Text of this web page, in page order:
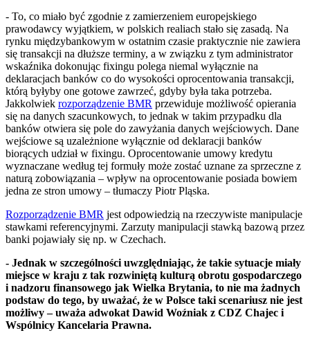
- To, co miało być zgodnie z zamierzeniem europejskiego
prawodawcy wyjątkiem, w polskich realiach stało się zasadą. Na
rynku międzybankowym w ostatnim czasie praktycznie nie zawiera
się transakcji na dłuższe terminy, a w związku z tym administrator
wskaźnika dokonując fixingu polega niemal wyłącznie na
deklaracjach banków co do wysokości oprocentowania transakcji,
którą byłyby one gotowe zawrzeć, gdyby była taka potrzeba.
Jakkolwiek rozporządzenie BMR przewiduje możliwość opierania
się na danych szacunkowych, to jednak w takim przypadku dla
banków otwiera się pole do zawyżania danych wejściowych. Dane
wejściowe są uzależnione wyłącznie od deklaracji banków
biorących udział w fixingu. Oprocentowanie umowy kredytu
wyznaczane według tej formuły może zostać uznane za sprzeczne z
naturą zobowiązania – wpływ na oprocentowanie posiada bowiem
jedna ze stron umowy – tłumaczy Piotr Pląska.
Rozporządzenie BMR jest odpowiedzią na rzeczywiste manipulacje
stawkami referencyjnymi. Zarzuty manipulacji stawką bazową przez
banki pojawiały się np. w Czechach.
- Jednak w szczególności uwzględniając, że takie sytuacje miały
miejsce w kraju z tak rozwiniętą kulturą obrotu gospodarczego
i nadzoru finansowego jak Wielka Brytania, to nie ma żadnych
podstaw do tego, by uważać, że w Polsce taki scenariusz nie jest
możliwy – uważa adwokat Dawid Woźniak z CDZ Chajec i
Wspólnicy Kancelaria Prawna.